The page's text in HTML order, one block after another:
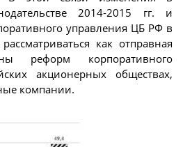
2014-2015 гг. и
управления ЦБ РФ в
как отправная
реформ корпоративного
акционерных обществах,
компании.